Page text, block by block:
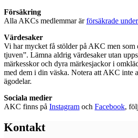
Försäkring
Alla AKCs medlemmar ärförsäkrade
Värdesaker
Vi har mycket få stölder på AKC men som
tjuven”. Lämna aldrig värdesaker utan
märkesskor och dyra märkesjackor i
med dem i din väska. Notera att AKC inte
ägodelar.
Sociala medier
AKC finns på Instagram och Facebook,
Kontakt